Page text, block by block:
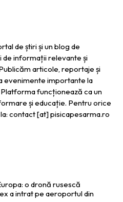
de știri și un blog de
informații relevante și
articole, reportaje și
evenimente importante la
funcționează ca un
și educație. Pentru orice
contact [at] pisicapesarma.ro
o dronă rusescă
a intrat pe aeroportul din